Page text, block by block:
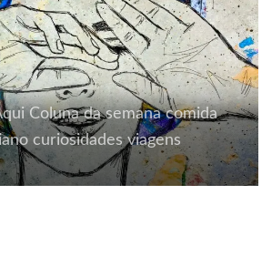
Coluna da semana comida
curiosidades viagens